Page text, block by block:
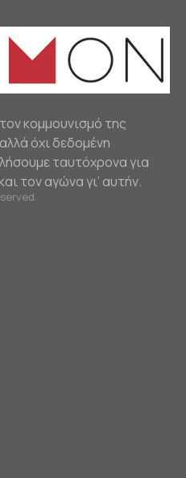
κομμουνισμό της
όχι δεδομένη
ταυτόχρονα για
τον αγώνα γι’ αυτήν.